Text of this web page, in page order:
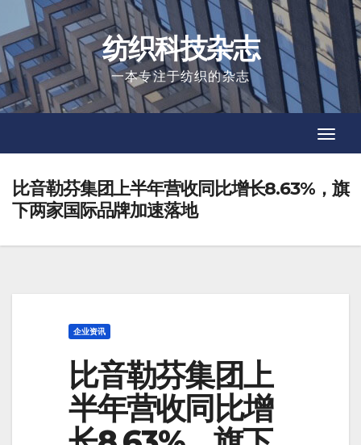
to
content
纺织科技杂志
一本专注于纺织的杂志
比音勒芬集团上半年营收同比增长8.63%，旗
下两家国际品牌加速落地
企业资讯
比音勒芬集团上
半年营收同比增